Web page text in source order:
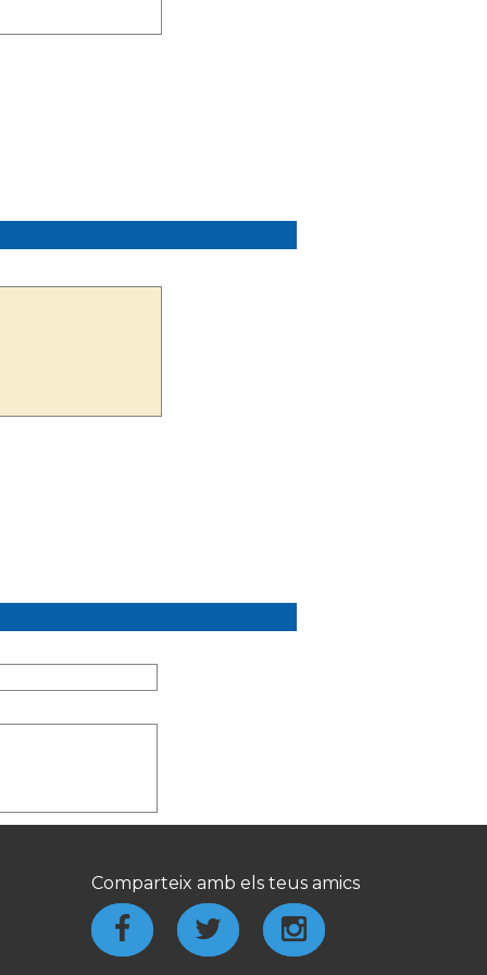
Comparteix amb els teus amics